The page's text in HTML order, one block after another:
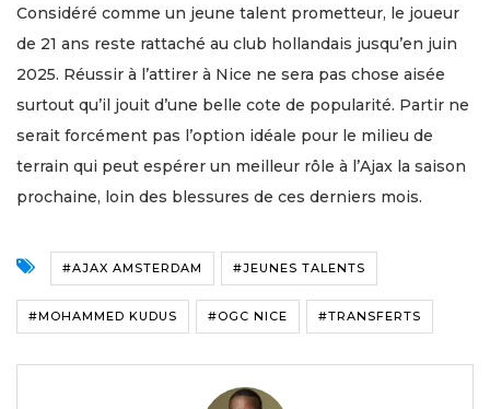
Considéré comme un jeune talent prometteur, le joueur
de 21 ans reste rattaché au club hollandais jusqu’en juin
2025. Réussir à l’attirer à Nice ne sera pas chose aisée
surtout qu’il jouit d’une belle cote de popularité. Partir ne
serait forcément pas l’option idéale pour le milieu de
terrain qui peut espérer un meilleur rôle à l’Ajax la saison
prochaine, loin des blessures de ces derniers mois.
#AJAX AMSTERDAM #JEUNES TALENTS
#MOHAMMED KUDUS #OGC NICE #TRANSFERTS